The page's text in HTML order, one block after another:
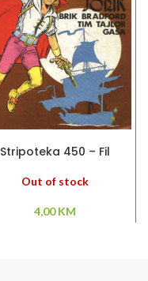
Stripoteka 450 – Fil
Bradford / Gaša
Out of stock
4,00KM